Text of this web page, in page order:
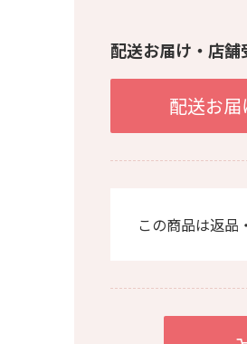
配送お届け・店
配送お届
この商品は返品